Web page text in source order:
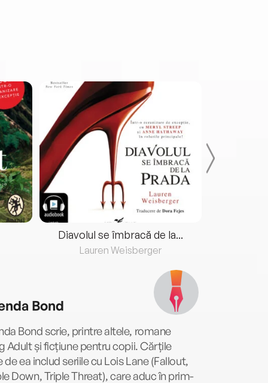
Diavolul se îmbracă de la...
Lauren Weisberger
Bond
Bond scrie, printre altele, romane
Adult și ficțiune pentru copii. Cărțile
de ea includ seriile cu Lois Lane (Fallout,
Down, Triple Threat), care aduc în prim-